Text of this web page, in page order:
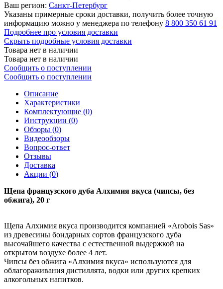
Ваш регион: Санкт-Петербург
Указаны примерные сроки доставки, получить более точную
информацию можно у менеджера по телефону 8 800 350 61 91
Подробнее про условия доставки
Скрыть подробные условия доставки
Товара нет в наличии
Товара нет в наличии
Сообщить о поступлении
Сообщить о поступлении
Описание
Характеристики
Комплектующие (0)
Инструкции (0)
Обзоры (0)
Видеообзоры
Вопрос-ответ
Отзывы
Доставка
Акции (0)
Щепа французского дуба Алхимия вкуса (чипсы, без
обжига), 20 г
Щепа Алхимия вкуса производится компанией «Arobois Sas»
из древесины бондарных сортов французского дуба
высочайшего качества с естественной выдержкой на
открытом воздухе более 4 лет.
Чипсы без обжига «Алхимия вкуса» используются для
облагораживания дистиллята, водки или других крепких
алкогольных напитков.